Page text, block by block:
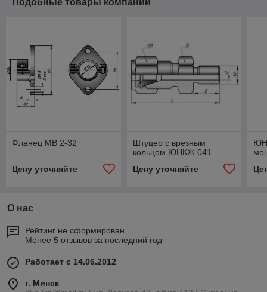
Фланец МВ 2-32
Цену уточняйте
Штуцер с врезным
кольцом ЮНКЖ 041
Цену уточняйте
О нас
Рейтинг не сформирован
Менее 5 отзывов за последний год
Работает с 14.06.2012
г. Минск